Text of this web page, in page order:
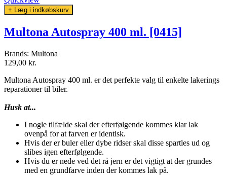
+ Læg i indkøbskurv
Multona Autospray 400 ml. [0415]
Brands: Multona
129,00 kr.
Multona Autospray 400 ml. er det perfekte valg til enkelte lakerings
reparationer til biler.
Husk at...
I nogle tilfælde skal der efterfølgende kommes klar lak
ovenpå for at farven er identisk.
Hvis der er buler eller dybe ridser skal disse spartles ud og
slibes igen efterfølgende.
Hvis du er nede ved det rå jern er det vigtigt at der grundes
med en grundfarve inden der kommes lak på.